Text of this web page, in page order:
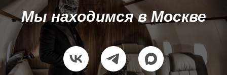
Мы находимся в Москве